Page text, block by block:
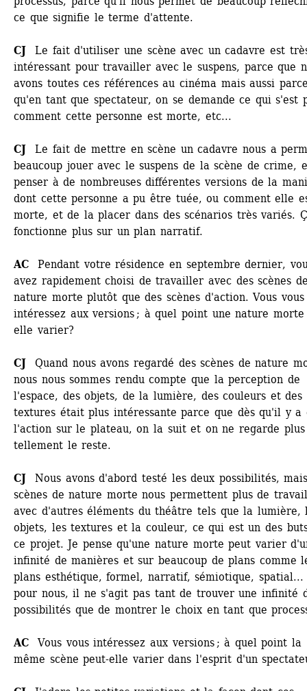
ce que signifie le terme d'attente.
CJ
Le fait d'utiliser une scène avec un cadavre est
intéressant pour travailler avec le suspens, parce que
avons toutes ces références au cinéma mais aussi
qu'en tant que spectateur, on se demande ce qui s'est
comment cette personne est morte, etc...
CJ Le fait de mettre en scène un cadavre nous a
beaucoup jouer avec le suspens de la scène de crime,
penser à de nombreuses différentes versions de la
dont cette personne a pu être tuée, ou comment elle
morte, et de la placer dans des scénarios très variés.
fonctionne plus sur un plan narratif.
AC
Pendant votre résidence en septembre dernier,
avez rapidement choisi de travailler avec des scènes
nature morte plutôt que des scènes d'action. Vous vous
intéressez aux versions ; à quel point une nature morte
elle varier?
CJ
Quand nous avons regardé des scènes de nature
nous nous sommes rendu compte que la perception de
l'espace, des objets, de la lumière, des couleurs et des
textures était plus intéressante parce que dès qu'il y a
l'action sur le plateau, on la suit et on ne regarde plus
tellement le reste.
CJ Nous avons d'abord testé les deux possibilités,
scènes de nature morte nous permettent plus de
avec d'autres éléments du théâtre tels que la lumière,
objets, les textures et la couleur, ce qui est un des
ce projet. Je pense qu'une nature morte peut varier
infinité de manières et sur beaucoup de plans comme
plans esthétique, formel, narratif, sémiotique, spatial...
pour nous, il ne s'agit pas tant de trouver une infinité
possibilités que de montrer le choix en tant que
AC Vous vous intéressez aux versions ; à quel point la
même scène peut-elle varier dans l'esprit d'un